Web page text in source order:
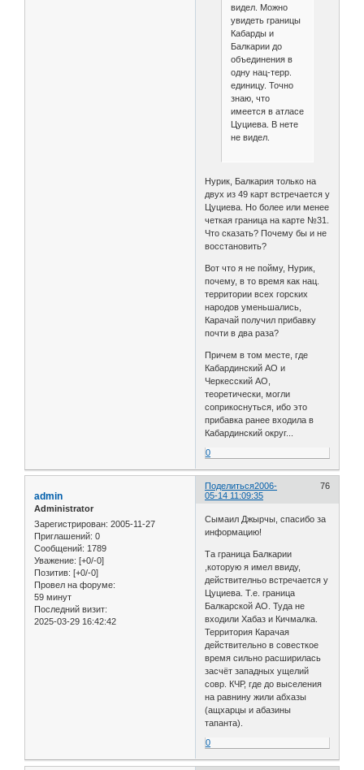
видел. Можно
увидеть границы
Кабарды и
Балкарии до
объединения в
одну нац-терр.
единицу. Точно
знаю, что
имеется в атласе
Цуциева. В нете
не видел.
Нурик, Балкария только на
двух из 49 карт встречается у
Цуциева. Но более или менее
четкая граница на карте №31.
Что сказать? Почему бы и не
восстановить?
Вот что я не пойму, Нурик,
почему, в то время как нац.
территории всех горских
народов уменьшались,
Карачай получил прибавку
почти в два раза?
Причем в том месте, где
Кабардинский АО и
Черкесский АО,
теоретически, могли
соприкоснуться, ибо это
прибавка ранее входила в
Кабардинский округ...
0
Поделиться 76
2006-
05-14 11:09:35
admin
Administrator
Зарегистрирован: 2005-11-27
Приглашений: 0
Сообщений: 1789
Уважение: [+0/-0]
Позитив: [+0/-0]
Провел на форуме:
59 минут
Последний визит:
2025-03-29 16:42:42
Сымаил Джырчы, спасибо за
информацию!
Та граница Балкарии
,которую я имел ввиду,
действителньо встречается у
Цуциева. Т.е. граница
Балкарской АО. Туда не
входили Хабаз и Кичмалка.
Территория Карачая
действительно в совесткое
время сильно расширилась
засчёт западных ущелий
совр. КЧР, где до выселения
на равнину жили абхазы
(ащхарцы и абазины
тапанта).
0